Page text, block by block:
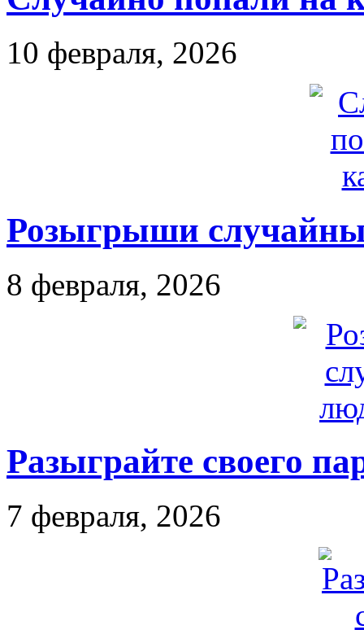
10 февраля, 2026
Розыгрыши
8 февраля, 2026
Разыграйте своего
7 февраля, 2026